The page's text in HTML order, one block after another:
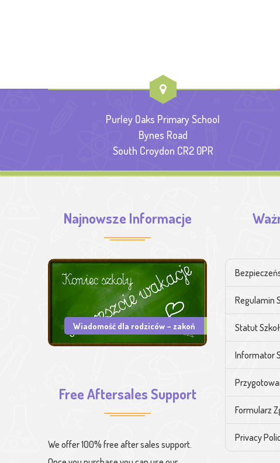
Purley Oaks Primary School
Bynes Road
South Croydon CR2 0PR
Najnowsze Informacje
Wiadomość dla rodziców – zakoń
Free Aftersales Support
We offer 100% free after sales support.
Regulamin
Statut
Informator
Formularz
Privacy